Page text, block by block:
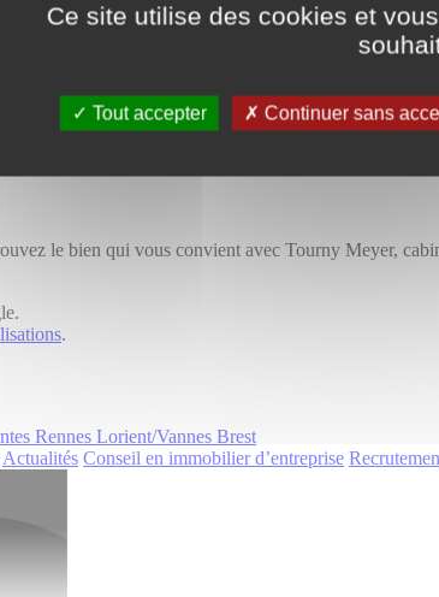
Ce site utilise des cookies et
Tout accepter Continuer sans
le bien qui vous convient avec Tourny Meyer,
.
Rennes Lorient/Vannes Brest
Actualités Conseil en immobilier d’entreprise